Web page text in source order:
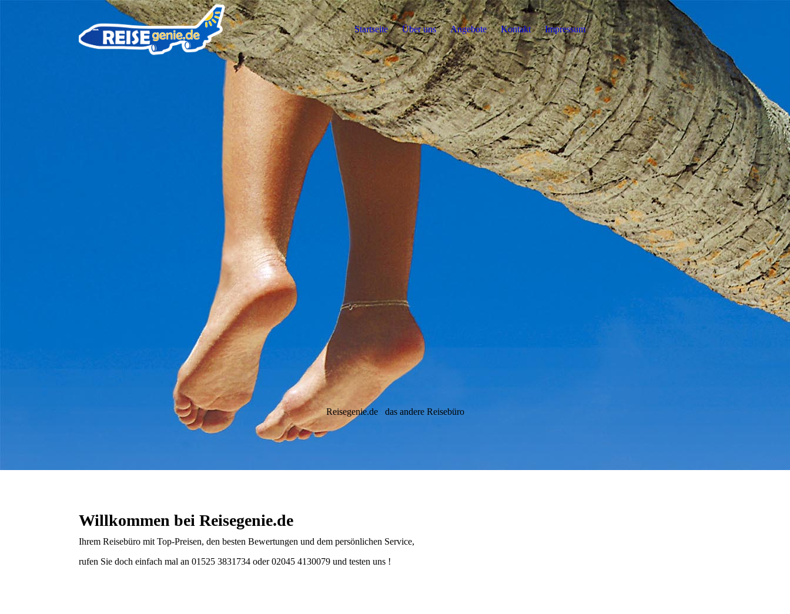
Startseite Über uns Angebote Kontakt Impressum
Reisegenie.de das andere Reisebüro
Willkommen bei Reisegenie.de
Ihrem Reisebüro mit Top-Preisen, den besten Bewertungen und dem persönlichen Service,
rufen Sie doch einfach mal an 01525 3831734 oder 02045 4130079 und testen uns !